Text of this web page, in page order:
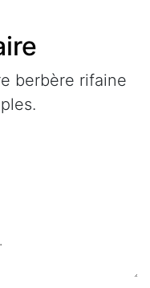
berbère rifaine